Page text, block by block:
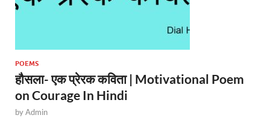
POEMS
हौसला- एक प्रेरक कविता | Motivational Poem
on Courage In Hindi
byAdmin